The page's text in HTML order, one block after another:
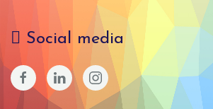
Social media